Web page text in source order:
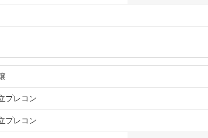
プレコン
プレコン